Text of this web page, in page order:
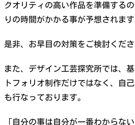
クオリティの高い作品を準備する
りの時間がかかる事が予想されます
是非、お早目の対策をご検討くださ
また、デザイン工芸探究所では、
トフォリオ制作だけではなく、自
も行なっております。
「自分の事は自分が一番わからな